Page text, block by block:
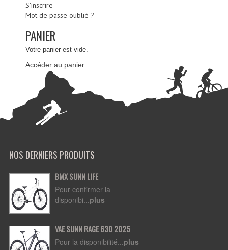
S'inscrire
Mot de passe oublié ?
PANIER
Votre panier est vide.
Accéder au panier
NOS DERNIERS PRODUITS
BMX SUNN LIFE
Pour confirmer la
disponibi...plus
VAE SUNN RAGE 630 2025
Pour la disponibilité...plus